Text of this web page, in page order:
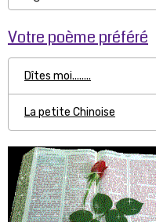
Votre poème préféré
Dîtes moi........
La petite Chinoise